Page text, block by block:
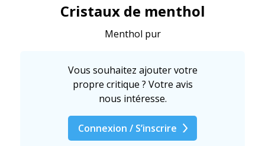
Cristaux de menthol
Menthol pur
Vous souhaitez ajouter votre
propre critique ? Votre avis
nous intéresse.
Connexion / S’inscrire